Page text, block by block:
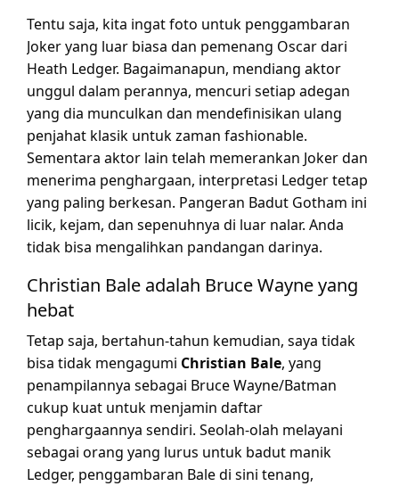
Tentu saja, kita ingat foto untuk penggambaran
Joker yang luar biasa dan pemenang Oscar dari
Heath Ledger. Bagaimanapun, mendiang aktor
unggul dalam perannya, mencuri setiap adegan
yang dia munculkan dan mendefinisikan ulang
penjahat klasik untuk zaman fashionable.
Sementara aktor lain telah memerankan Joker dan
menerima penghargaan, interpretasi Ledger tetap
yang paling berkesan. Pangeran Badut Gotham ini
licik, kejam, dan sepenuhnya di luar nalar. Anda
tidak bisa mengalihkan pandangan darinya.
Christian Bale adalah Bruce Wayne yang
hebat
Tetap saja, bertahun-tahun kemudian, saya tidak
bisa tidak mengagumi Christian Bale, yang
penampilannya sebagai Bruce Wayne/Batman
cukup kuat untuk menjamin daftar
penghargaannya sendiri. Seolah-olah melayani
sebagai orang yang lurus untuk badut manik
Ledger, penggambaran Bale di sini tenang,